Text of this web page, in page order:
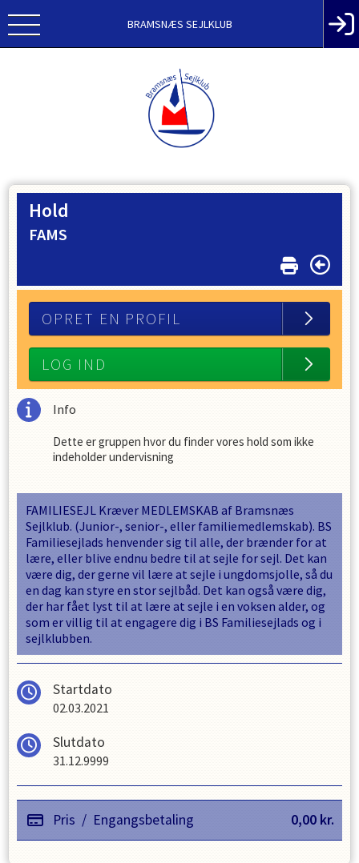
BRAMSNÆS SEJLKLUB
Hold
FAMS
OPRET EN PROFIL
LOG IND
Info
Dette er gruppen hvor du finder vores hold som ikke
indeholder undervisning
FAMILIESEJL Kræver MEDLEMSKAB af Bramsnæs
Sejlklub. (Junior-, senior-, eller familiemedlemskab). BS
Familiesejlads henvender sig til alle, der brænder for at
lære, eller blive endnu bedre til at sejle for sejl. Det kan
være dig, der gerne vil lære at sejle i ungdomsjolle, så du
en dag kan styre en stor sejlbåd. Det kan også være dig,
der har fået lyst til at lære at sejle i en voksen alder, og
som er villig til at engagere dig i BS Familiesejlads og i
sejlklubben.
Startdato
02.03.2021
Slutdato
31.12.9999
Pris / Engangsbetaling 0,00 kr.